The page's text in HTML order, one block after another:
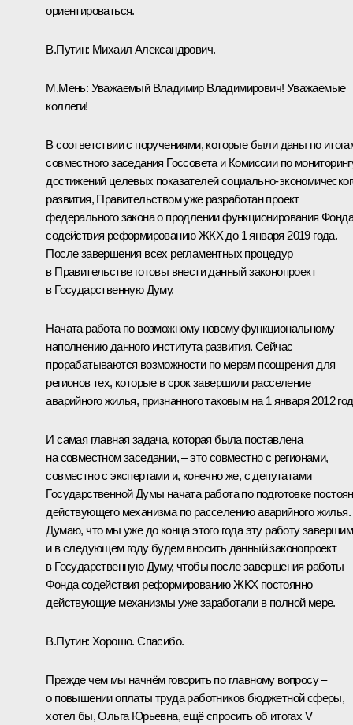
ориентироваться.
В.Путин: Михаил Александрович.
М.Мень: Уважаемый Владимир Владимирович! Уважаемые
коллеги!
В соответствии с поручениями, которые были даны по
совместного заседания Госсовета и Комиссии по
достижений целевых показателей социально-
развития, Правительством уже разработан проект
федерального закона о продлении функционирования Фонда
содействия реформированию ЖКХ до 1 января 2019 года.
После завершения всех регламентных процедур
в Правительстве готовы внести данный законопроект
в Государственную Думу.
Начата работа по возможному новому функциональному
наполнению данного института развития. Сейчас
прорабатываются возможности по мерам поощрения для
регионов тех, которые в срок завершили расселение
аварийного жилья, признанного таковым на 1 января 2012
И самая главная задача, которая была поставлена
на совместном заседании, – это совместно с регионами,
совместно с экспертами и, конечно же, с депутатами
Государственной Думы начата работа по подготовке
действующего механизма по расселению аварийного жилья.
Думаю, что мы уже до конца этого года эту работу завершим
и в следующем году будем вносить данный законопроект
в Государственную Думу, чтобы после завершения работы
Фонда содействия реформированию ЖКХ постоянно
действующие механизмы уже заработали в полной мере.
В.Путин: Хорошо. Спасибо.
Прежде чем мы начнём говорить по главному вопросу –
о повышении оплаты труда работников бюджетной сферы,
хотел бы, Ольга Юрьевна, ещё спросить об итогах V